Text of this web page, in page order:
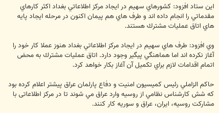
اين ستاد افزود: كشورهاي سهيم در ايجاد مركز اطلاعاتي بغداد اكثر كارهاي
مقدماتي را انجام داده اند و طرف هاي هم پيمان اكنون در مرحله ايجاد پايه
هاي اتاق عمليات مشترك هستند.
وي افزود: طرف هاي سهيم در ايجاد مركز اطلاعاتي بغداد هنوز عملا كار خود را
آغاز نكرده اند اما هماهنگي پيگير وجود دارد. اتاق عمليات مشترك به محض
اتمام اقدامات لازم براي تكميل آن آغاز بكار خواهد كرد.
حاكم الزاملي رئيس كميسيون امنيت و دفاع پارلمان عراق پيشتر اعلام كرده بود
كه شش كارشناس نظامي از روسيه وارد عراق مي شوند تا در مركز اطلاعاتی با
مشاركت روسيه، ايران، عراق و سوريه كار كنند.